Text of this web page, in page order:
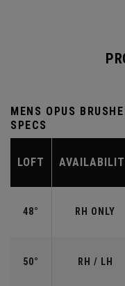
MENS OPUS
SPECS
LOFT
48° RH ONLY
50° RH / LH